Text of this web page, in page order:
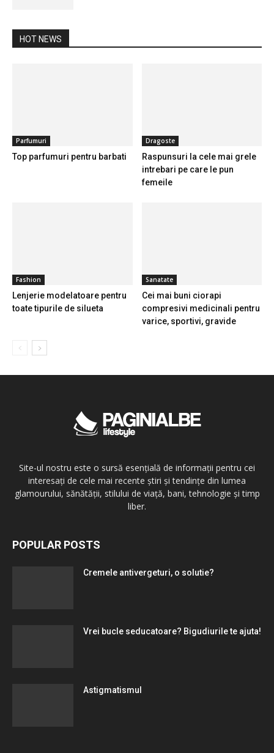
HOT NEWS
Parfumuri
Top parfumuri pentru barbati
Dragoste
Raspunsuri la cele mai grele
intrebari pe care le pun
femeile
Fashion
Lenjerie modelatoare pentru
toate tipurile de silueta
Sanatate
Cei mai buni ciorapi
compresivi medicinali pentru
varice, sportivi, gravide
Site-ul nostru este o sursă esențială de informații pentru cei
interesați de cele mai recente știri și tendințe din lumea
glamourului, sănătății, stilului de viață, bani, tehnologie și timp
liber.
POPULAR POSTS
Cremele antivergeturi, o solutie?
Vrei bucle seducatoare? Bigudiurile te ajuta!
Astigmatismul